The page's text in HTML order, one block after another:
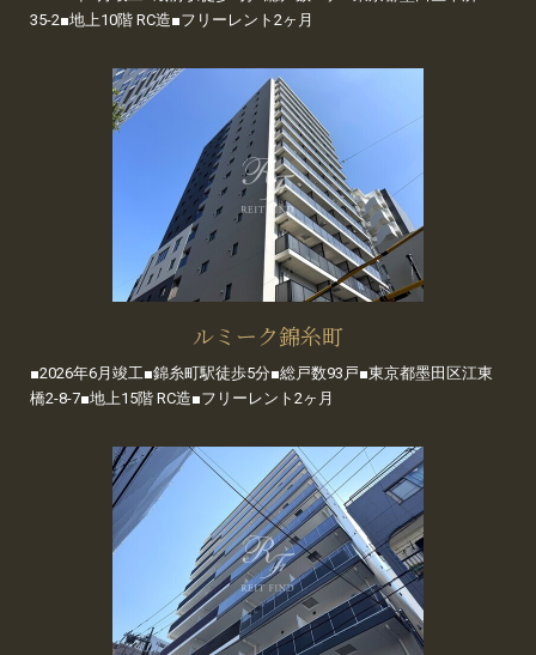
35-2■地上10階 RC造■フリーレント2ヶ月
ルミーク錦糸町
■2026年6月竣工■錦糸町駅徒歩5分■総戸数93戸■東京都墨田区江東
橋2-8-7■地上15階 RC造■フリーレント2ヶ月